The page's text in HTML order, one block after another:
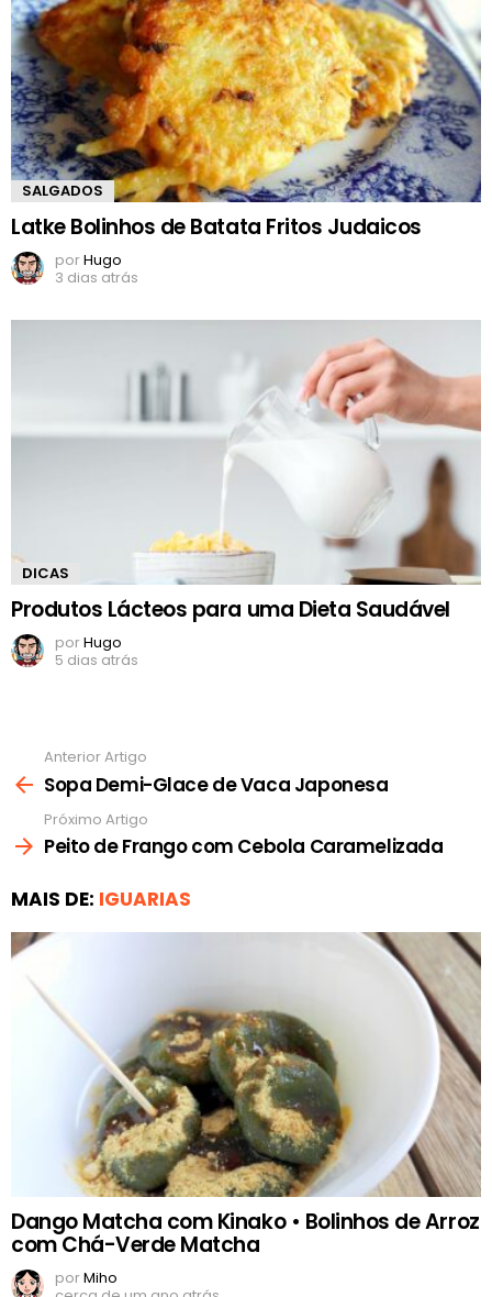
SALGADOS
Latke Bolinhos de Batata Fritos Judaicos
porHugo
3 dias atrás
DICAS
Produtos Lácteos para uma Dieta Saudável
porHugo
5 dias atrás
mais
Anterior Artigo
Sopa Demi-Glace de Vaca Japonesa
Próximo Artigo
Peito de Frango com Cebola Caramelizada
MAIS DE: IGUARIAS
Dango Matcha com Kinako • Bolinhos de Arroz
com Chá-Verde Matcha
porMiho